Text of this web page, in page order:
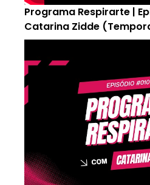
Programa Respirarte |
Catarina Zidde